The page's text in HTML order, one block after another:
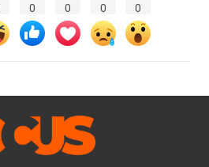
0 0 0 0